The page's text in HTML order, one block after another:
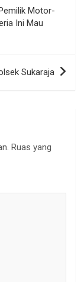
Motor-
Ini Mau
Sukaraja
Ruas yang